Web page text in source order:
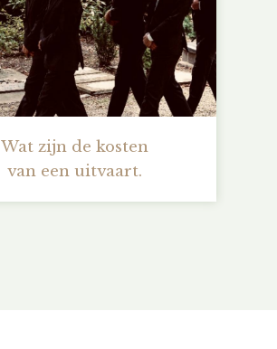
Wat zijn de kosten
van een uitvaart.